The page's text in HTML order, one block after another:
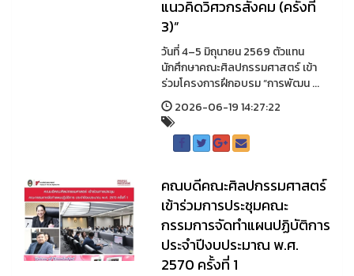
แนวคิดวิศวกรสังคม (ครั้งที่
3)”
วันที่ 4–5 มิถุนายน 2569 ตัวแทน
นักศึกษาคณะศิลปกรรมศาสตร์ เข้า
ร่วมโครงการฝึกอบรม “การพัฒน ...
2026-06-19 14:27:22
คณบดีคณะศิลปกรรมศาสตร์
เข้าร่วมการประชุมคณะ
กรรมการจัดทำแผนปฏิบัติการ
ประจำปีงบประมาณ พ.ศ.
2570 ครั้งที่ 1